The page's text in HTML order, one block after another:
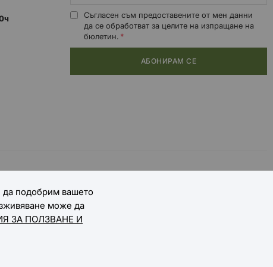
Съгласен съм предоставените от мен данни
да се обработват за целите на изпращане на
бюлетин.
АБОНИРАМ СЕ
да подобрим вашето
може да
ЗА ПОЛЗВАНЕ И